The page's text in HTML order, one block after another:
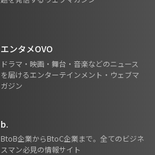
エンタメOVO
ドラマ・映画・舞台・音楽などのニュース
を届けるエンターテインメント・ウェブマ
ガジン
b.
BtoB企業からBtoC企業まで。全てのビジネ
スマン必見の情報サイト